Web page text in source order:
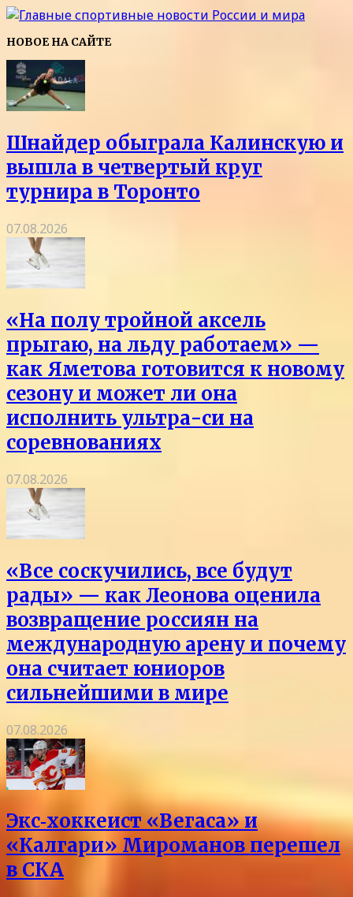
НОВОЕ НА САЙТЕ
Шнайдер обыграла Калинскую и
вышла в четвертый круг
турнира в Торонто
07.08.2026
«На полу тройной аксель
прыгаю, на льду работаем» —
как Яметова готовится к новому
сезону и может ли она
исполнить ультра-си на
соревнованиях
07.08.2026
«Все соскучились, все будут
рады» — как Леонова оценила
возвращение россиян на
международную арену и почему
она считает юниоров
сильнейшими в мире
07.08.2026
Экс‑хоккеист «Вегаса» и
«Калгари» Мироманов перешел
в СКА